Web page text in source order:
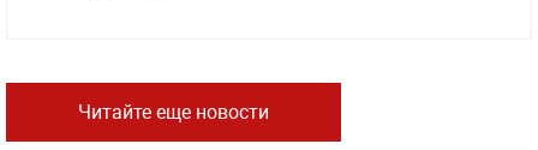
Читайте еще новости